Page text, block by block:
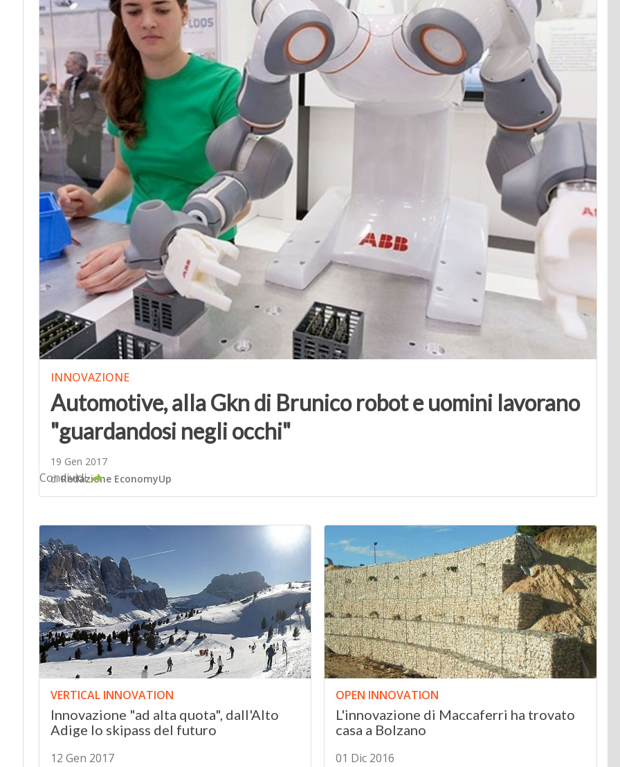
INNOVAZIONE
Automotive, alla Gkn di Brunico robot e uomini lavorano
"guardandosi negli occhi"
19 Gen 2017
diRedazione EconomyUp
Condividi
VERTICAL INNOVATION
Innovazione "ad alta quota", dall'Alto
Adige lo skipass del futuro
12 Gen 2017
OPEN INNOVATION
L'innovazione di Maccaferri ha trovato
casa a Bolzano
01 Dic 2016